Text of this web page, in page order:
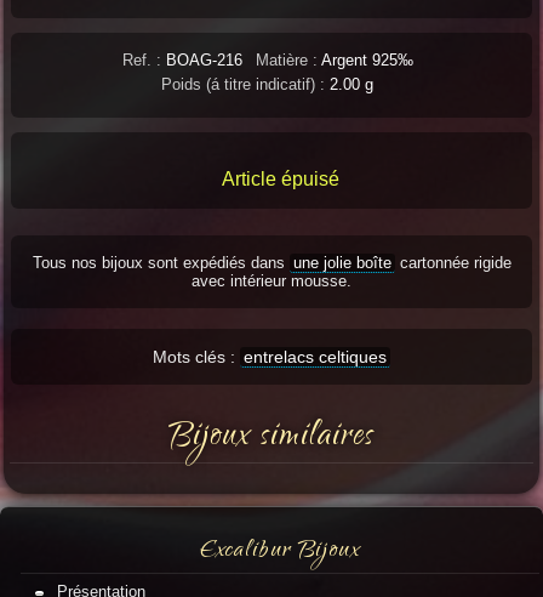
Ref. : BOAG-216 Matière : Argent 925‰
Poids (á titre indicatif) : 2.00 g
Article épuisé
Tous nos bijoux sont expédiés dans une jolie boîte cartonnée rigide
avec intérieur mousse.
Mots clés : entrelacs celtiques
Bijoux similaires
Excalibur Bijoux
Présentation